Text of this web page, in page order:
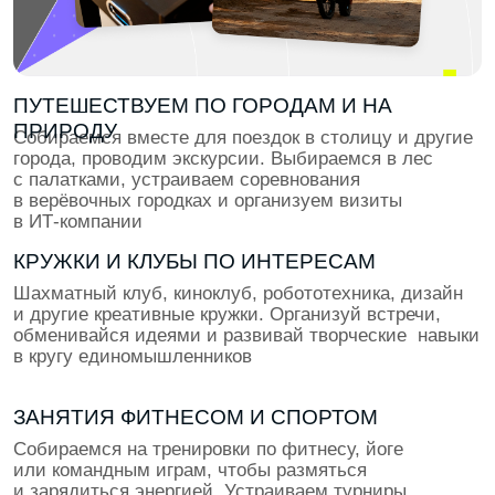
Тебя ждут выбор трека, фокус на ключевых навыках,
15 крутых кейсов в портфолио и начало
оплачиваемых стажировок